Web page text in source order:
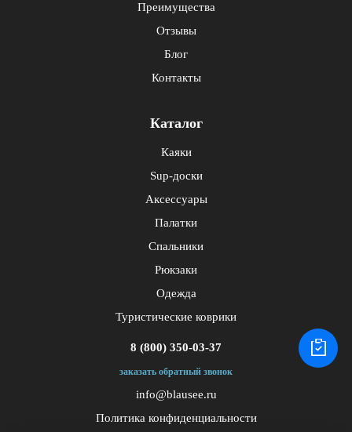
Преимущества
Отзывы
Блог
Контакты
Каталог
Каяки
Sup-доски
Аксессуары
Палатки
Спальники
Рюкзаки
Одежда
Туристические коврики
8 (800) 350-03-37
заказать обратный звонок
info@blausee.ru
Политика конфиденциальности